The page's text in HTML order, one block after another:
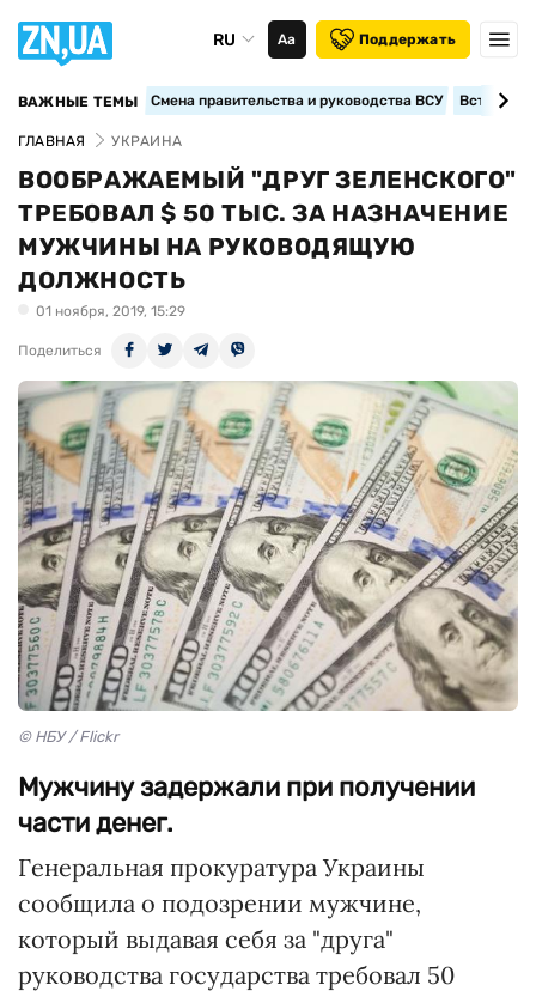
RU Аа Поддержать
ВАЖНЫЕ ТЕМЫ Смена правительства и руководства ВСУ
ГЛАВНАЯ УКРАИНА
ВООБРАЖАЕМЫЙ "ДРУГ ЗЕЛЕНСКОГО"
ТРЕБОВАЛ $ 50 ТЫС. ЗА НАЗНАЧЕНИЕ
МУЖЧИНЫ НА РУКОВОДЯЩУЮ
ДОЛЖНОСТЬ
01 ноября, 2019, 15:29
Поделиться
© НБУ / Flickr
Мужчину задержали при получении
части денег.
Генеральная прокуратура Украины
сообщила о подозрении мужчине,
который выдавая себя за "друга"
руководства государства требовал 50